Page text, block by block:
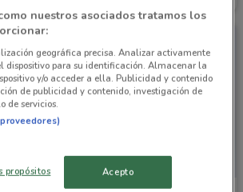
nuestros asociados tratamos los
geográfica precisa. Analizar activamente
dispositivo para su identificación. Almacenar la
y/o acceder a ella. Publicidad y contenido
de publicidad y contenido, investigación de
de servicios.
propósitos Acepto